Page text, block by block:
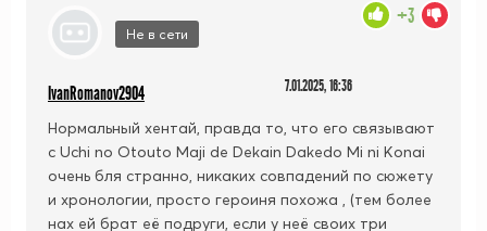
Не в сети
IvanRomanov2904 7.01.2025, 16:36
Нормальный хентай, правда то, что его связывают
с Uchi no Otouto Maji de Dekain Dakedo Mi ni Konai
очень бля странно, никаких совпадений по сюжету
и хронологии, просто героиня похожа , (тем более
нах ей брат её подруги, если у неё своих три
+3